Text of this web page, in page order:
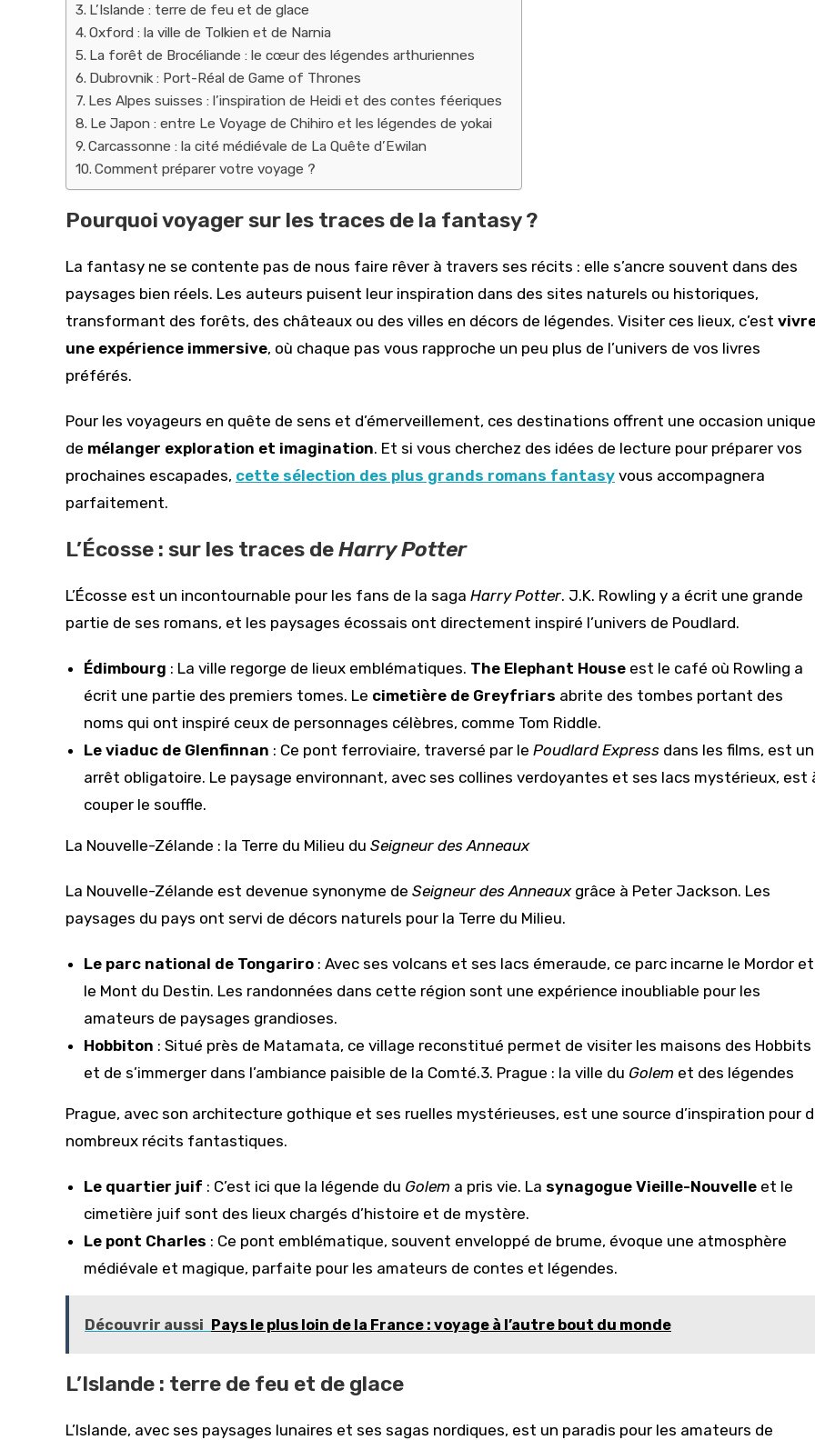
L’Islande : terre de feu et de glace
Oxford : la ville de Tolkien et de Narnia
La forêt de Brocéliande : le cœur des légendes arthuriennes
Dubrovnik : Port-Réal de Game of Thrones
Les Alpes suisses : l’inspiration de Heidi et des contes féeriques
Le Japon : entre Le Voyage de Chihiro et les légendes de yokai
Carcassonne : la cité médiévale de La Quête d’Ewilan
Comment préparer votre voyage ?
Pourquoi voyager sur les traces de la fantasy ?
La fantasy ne se contente pas de nous faire rêver à travers ses récits : elle s’ancre souvent dans des
paysages bien réels. Les auteurs puisent leur inspiration dans des sites naturels ou historiques,
transformant des forêts, des châteaux ou des villes en décors de légendes. Visiter ces lieux, c’est
une expérience immersive, où chaque pas vous rapproche un peu plus de l’univers de vos livres
préférés.
Pour les voyageurs en quête de sens et d’émerveillement, ces destinations offrent une occasion unique
de mélanger exploration et imagination. Et si vous cherchez des idées de lecture pour préparer vos
prochaines escapades, cette sélection des plus grands romans fantasy vous accompagnera
parfaitement.
L’Écosse : sur les traces deHarry Potter
L’Écosse est un incontournable pour les fans de la saga Harry Potter. J.K. Rowling y a écrit une grande
partie de ses romans, et les paysages écossais ont directement inspiré l’univers de Poudlard.
Édimbourg : La ville regorge de lieux emblématiques. The Elephant House est le café où Rowling a
écrit une partie des premiers tomes. Le cimetière de Greyfriars abrite des tombes portant des
noms qui ont inspiré ceux de personnages célèbres, comme Tom Riddle.
Le viaduc de Glenfinnan : Ce pont ferroviaire, traversé par le Poudlard Express dans les films, est un
arrêt obligatoire. Le paysage environnant, avec ses collines verdoyantes et ses lacs mystérieux, est
couper le souffle.
La Nouvelle-Zélande : la Terre du Milieu du Seigneur des Anneaux
La Nouvelle-Zélande est devenue synonyme de Seigneur des Anneauxgrâce à Peter Jackson. Les
paysages du pays ont servi de décors naturels pour la Terre du Milieu.
Le parc national de Tongariro : Avec ses volcans et ses lacs émeraude, ce parc incarne le Mordor et
le Mont du Destin. Les randonnées dans cette région sont une expérience inoubliable pour les
amateurs de paysages grandioses.
Hobbiton : Situé près de Matamata, ce village reconstitué permet de visiter les maisons des Hobbits
et de s’immerger dans l’ambiance paisible de la Comté.3. Prague : la ville du Golem et des légendes
Prague, avec son architecture gothique et ses ruelles mystérieuses, est une source d’inspiration pour
nombreux récits fantastiques.
Le quartier juif : C’est ici que la légende du Golem a pris vie. La synagogue Vieille-Nouvelle et le
cimetière juif sont des lieux chargés d’histoire et de mystère.
Le pont Charles : Ce pont emblématique, souvent enveloppé de brume, évoque une atmosphère
médiévale et magique, parfaite pour les amateurs de contes et légendes.
Découvrir aussi Pays le plus loin de la France : voyage à l’autre bout du monde
L’Islande : terre de feu et de glace
L’Islande, avec ses paysages lunaires et ses sagas nordiques, est un paradis pour les amateurs de